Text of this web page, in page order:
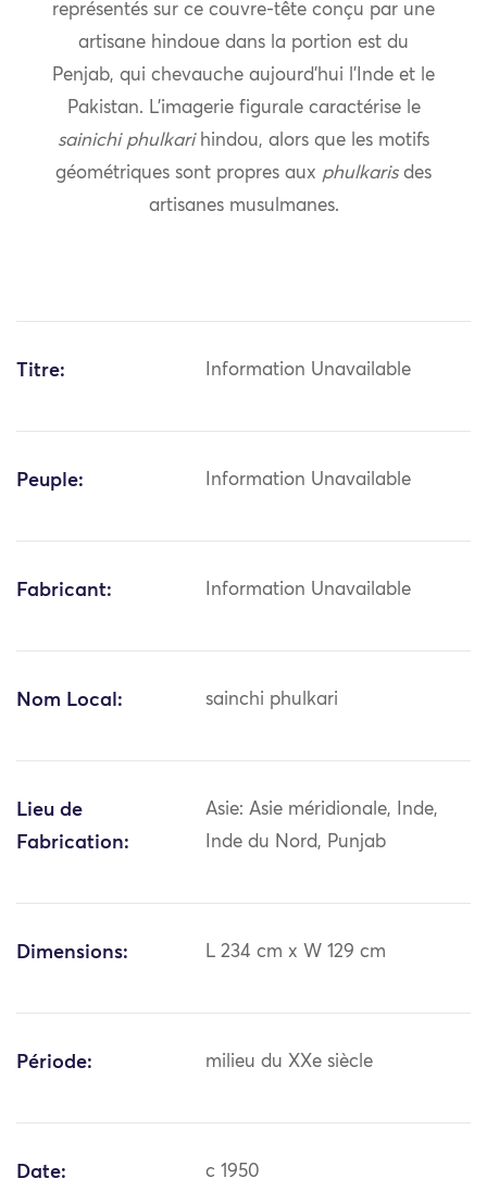
représentés sur ce couvre-tête conçu par une
artisane hindoue dans la portion est du
Penjab, qui chevauche aujourd’hui l’Inde et le
Pakistan. L’imagerie figurale caractérise le
sainichi phulkarihindou, alors que les motifs
géométriques sont propres aux phulkarisdes
artisanes musulmanes.
Titre: Information Unavailable
Peuple: Information Unavailable
Fabricant: Information Unavailable
Nom Local: sainchi phulkari
Lieu de
Fabrication:
Asie: Asie méridionale, Inde,
Inde du Nord, Punjab
Dimensions: L 234 cm x W 129 cm
Période: milieu du XXe siècle
Date: c 1950